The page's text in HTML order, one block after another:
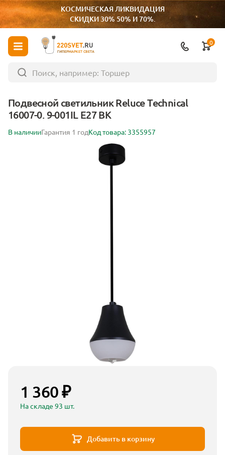
КОСМИЧЕСКАЯ ЛИКВИДАЦИЯ
СКИДКИ 30% 50% И 70%.
ГИПЕРМАРКЕТ СВЕТА
0
Подвесной светильник Reluce Technical
16007-0. 9-001IL E27 BK
В наличииГарантия 1 годКод товара: 3355957
1 360 ₽
На складе 93 шт.
Добавить в корзину